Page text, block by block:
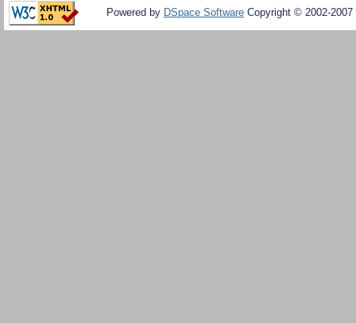
Powered by DSpace Software Copyright © 2002-2007